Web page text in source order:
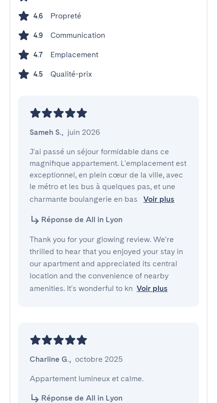
4.6 Propreté
4.9 Communication
4.7 Emplacement
4.5 Qualité-prix
Sameh S., juin 2026
J'ai passé un séjour formidable dans ce
magnifique appartement. L'emplacement est
exceptionnel, en plein cœur de la ville, avec
le métro et les bus à quelques pas, et une
charmante boulangerie en bas
Voir plus
Réponse de All in Lyon
Thank you for your glowing review. We're
thrilled to hear that you enjoyed your stay in
our apartment and appreciated its central
location and the convenience of nearby
amenities. It's wonderful to kn Voir plus
Charline G., octobre 2025
Appartement lumineux et calme.
Réponse de All in Lyon